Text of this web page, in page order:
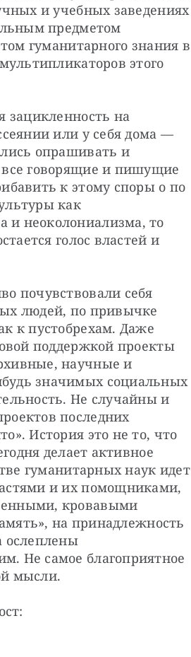
и учебных заведениях
предметом
гуманитарного знания в
этого
зацикленность на
или у себя дома —
опрашивать и
все говорящие и пишущие
к этому споры о по
как
и неоколониализма, то
голос властей и
почувствовали себя
людей, по привычке
к пустобрехам. Даже
поддержкой проекты
научные и
значимых социальных
Не случайны и
последних
История это не то, что
делает активное
гуманитарных наук идет
и их помощниками,
кровавыми
на принадлежность
ослеплены
Не самое благоприятное
мысли.